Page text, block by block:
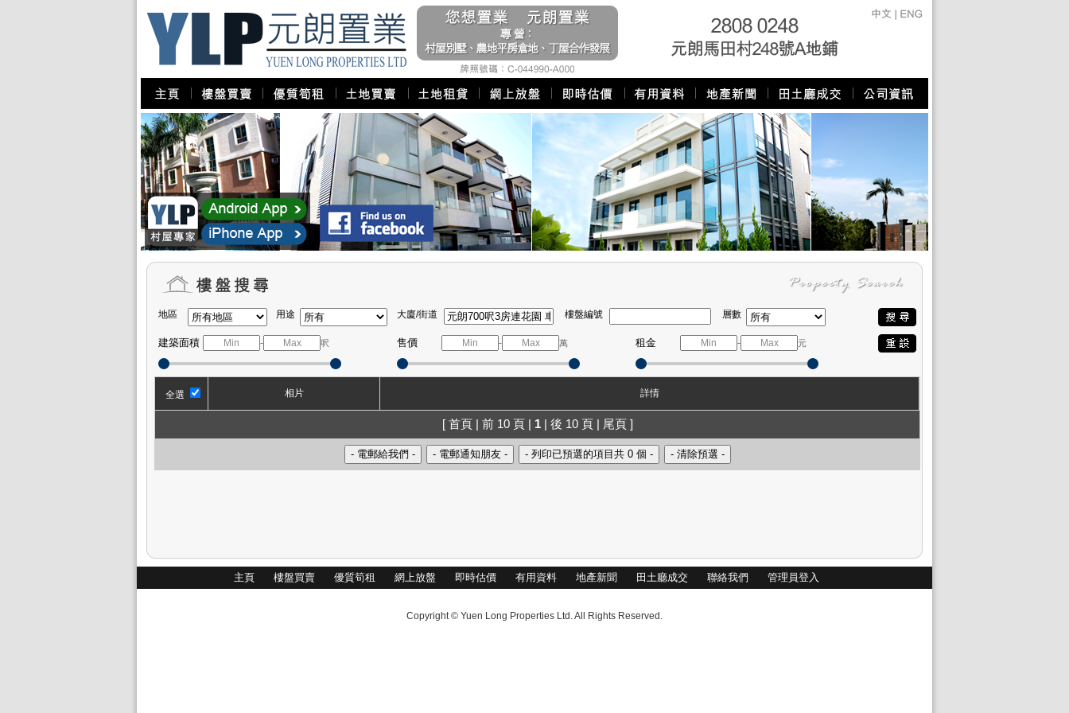
地區 用途 大廈/街道 樓盤編號 層數
建築面積 - 呎 售價 - 萬 租金 - 元
全選 相片 詳情
[ 首頁 | 前 10 頁 | 1| 後 10 頁 | 尾頁 ]
主頁 樓盤買賣 優質筍租 網上放盤 即時估價 有用資料 地產新聞 田土廳成交 聯絡我們 管理員登入
Copyright © Yuen Long Properties Ltd. All Rights Reserved.